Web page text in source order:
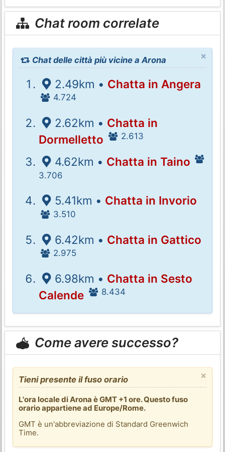
Chat room correlate
×
Chat delle città più vicine a Arona
2.49km • Chatta in Angera
4.724
2.62km • Chatta in
Dormelletto
2.613
4.62km • Chatta in Taino
3.706
5.41km • Chatta in Invorio
3.510
6.42km • Chatta in Gattico
2.975
6.98km • Chatta in Sesto
Calende
8.434
Come avere successo?
×
Tieni presente il fuso orario
L'ora locale di Arona è GMT +1 ore. Questo fuso
orario appartiene ad Europe/Rome.
GMT è un'abbreviazione di Standard Greenwich
Time.